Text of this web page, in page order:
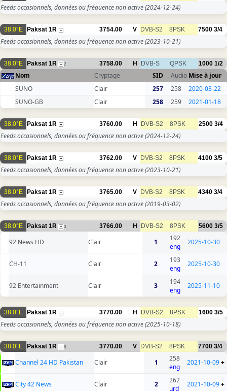
Feeds occasionnels, données ou fréquence non active(2024-12-24)
38.0°E Paksat 1R 3754.00 V DVB-S2 8PSK 7500 3/4
Feeds occasionnels, données ou fréquence non active(2023-10-21)
38.0°E Paksat 1R 2 3758.00 H DVB-S QPSK 1000 1/2
Nom Cryptage SID Audio Mise à jour
SUNO
Clair 257 258
2020-03-22
SUNO-GB
Clair 258 259 2021-01-18
38.0°E Paksat 1R 3760.00 H DVB-S2 8PSK 2500 3/4
Feeds occasionnels, données ou fréquence non active(2024-12-24)
38.0°E Paksat 1R 3762.00 V DVB-S2 8PSK 4100 3/5
Feeds occasionnels, données ou fréquence non active(2023-10-21)
38.0°E Paksat 1R 3765.00 V DVB-S2 8PSK 4340 3/4
Feeds occasionnels, données ou fréquence non active(2019-03-02)
38.0°E Paksat 1R 3 3766.00 H DVB-S2 8PSK 5600 3/5
92 News HD Clair 1
192
eng
2025-10-30
CH-11 Clair 2
193
eng
2025-10-30
92 Entertainment Clair 3
194
eng
2025-11-10
38.0°E Paksat 1R 3770.00 H DVB-S2 8PSK 1600 3/5
Feeds occasionnels, données ou fréquence non active(2025-10-18)
38.0°E Paksat 1R 8 3770.00 V DVB-S2 8PSK 7700 3/4
Channel 24 HD Pakistan Clair 1
258
eng
2021-10-09+
City 42 News Clair 2
262
urd
2021-10-09+